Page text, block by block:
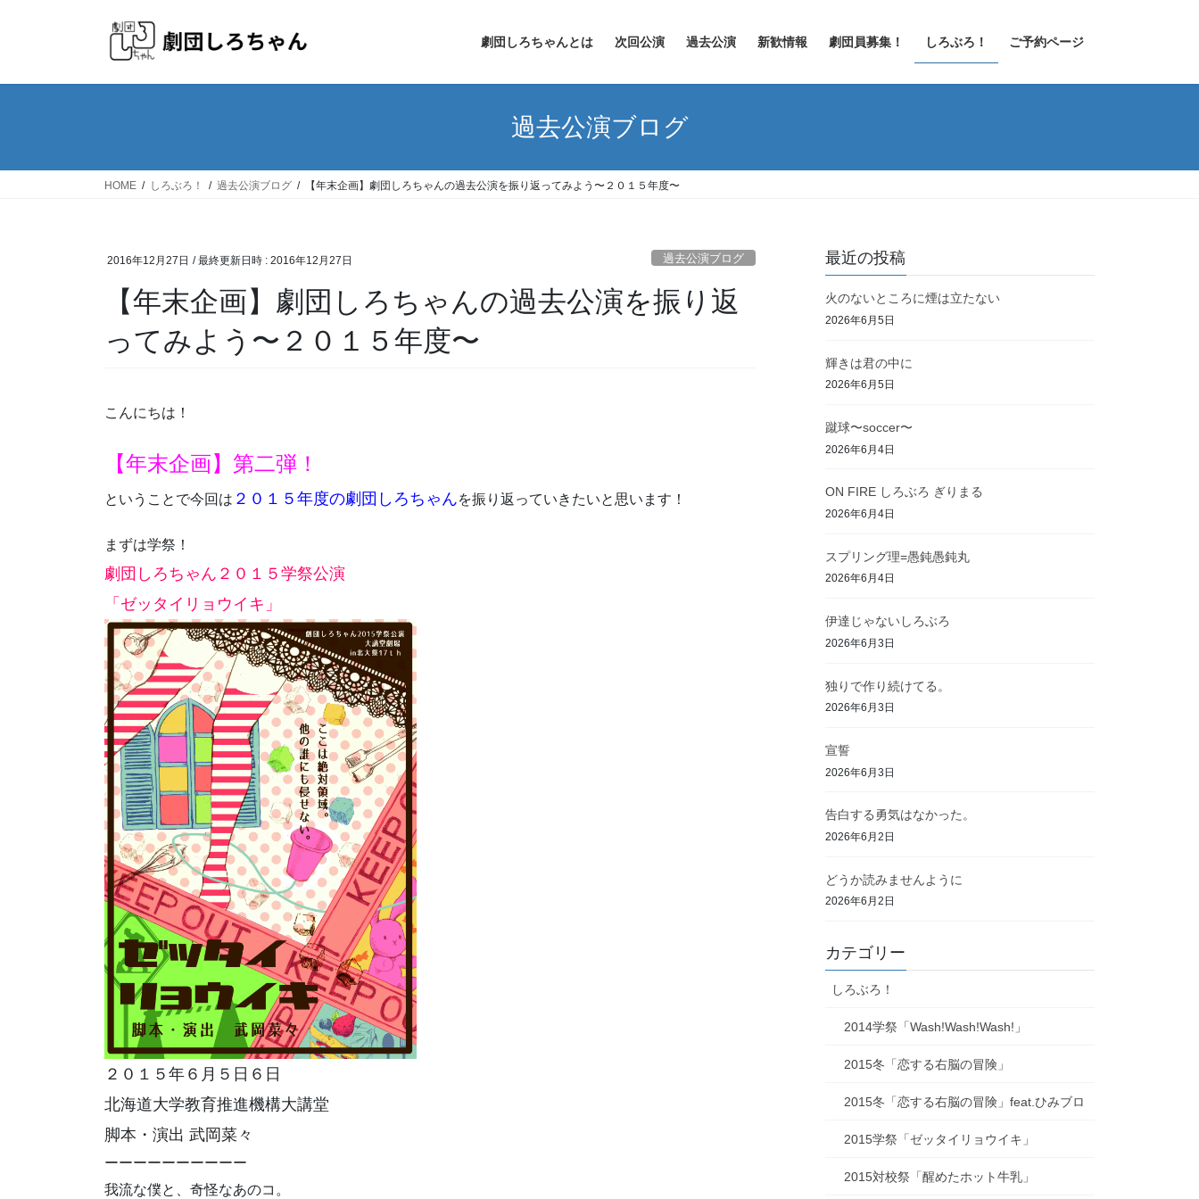
劇団しろちゃんとは 次回公演 過去公演 新歓情報 劇団員募集！ しろぶろ！ ご予約ページ
過去公演ブログ
HOME しろぶろ！ 過去公演ブログ 【年末企画】劇団しろちゃんの過去公演を振り返ってみよう〜２０１５年度〜
2016年12月27日 / 最終更新日時 : 2016年12月27日 過去公演ブログ
【年末企画】劇団しろちゃんの過去公演を振り返
ってみよう〜２０１５年度〜
こんにちは！
【年末企画】第二弾！
ということで今回は ２０１５年度の劇団しろちゃんを振り返っていきたいと思います！
まずは学祭！
劇団しろちゃん２０１５学祭公演
「ゼッタイリョウイキ」
２０１５年６月５日６日
北海道大学教育推進機構大講堂
脚本・演出 武岡菜々
ーーーーーーーーーー
我流な僕と、奇怪なあのコ。
最近の投稿
火のないところに煙は立たない
2026年6月5日
輝きは君の中に
2026年6月5日
蹴球〜soccer〜
2026年6月4日
ON FIRE しろぶろ ぎりまる
2026年6月4日
スプリング理=愚鈍愚鈍丸
2026年6月4日
伊達じゃないしろぶろ
2026年6月3日
独りで作り続けてる。
2026年6月3日
宣誓
2026年6月3日
告白する勇気はなかった。
2026年6月2日
どうか読みませんように
2026年6月2日
カテゴリー
しろぶろ！
2014学祭「Wash!Wash!Wash!」
2015冬「恋する右脳の冒険」
2015冬「恋する右脳の冒険」feat.ひみブロ
2015学祭「ゼッタイリョウイキ」
2015対校祭「醒めたホット牛乳」